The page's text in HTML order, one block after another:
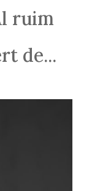
ruim
de...